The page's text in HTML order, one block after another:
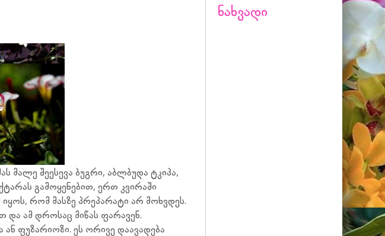
მალე შეესევა ბუგრი, აბლბუდა ტკიპა,
გამოყენებით, ერთ კვირაში
რომ მასზე პრეპარატი არ მოხვდეს.
და ამ დროსაც მიწას ფარავენ.
ფუზარიოზი. ეს ორივე დაავადება
ნახვადი